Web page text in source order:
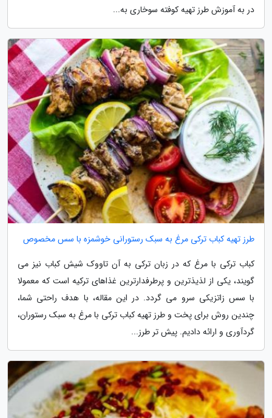
در به آموزش طرز تهیه کوفته سوخاری به...
طرز تهیه کباب ترکی مرغ به سبک رستورانی خوشمزه با سس مخصوص
کباب ترکی با مرغ که در زبان ترکی به آن تاووک شیش کباب نیز می
گویند، یکی از لذیذترین و پرطرفدارترین غذاهای ترکیه است که معمولا
با سس زاتزیکی سرو می گردد. در این مقاله، با هدف راحتی شما،
چندین روش برای پخت و طرز تهیه کباب ترکی با مرغ به سبک رستوران،
گردآوری و ارائه دادیم. پیش تر طرز...